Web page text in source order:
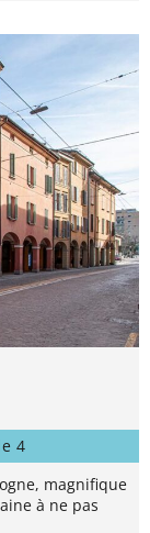
4
magnifique
à ne pas